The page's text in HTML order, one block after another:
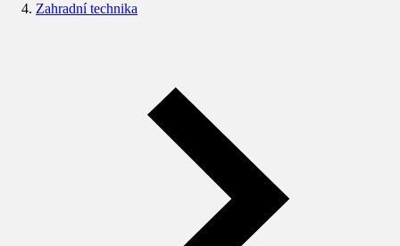
Zahradní technika